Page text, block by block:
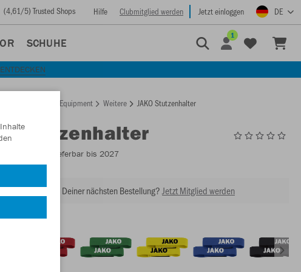
(4,61/5) Trusted Shops Hilfe Clubmitglied werden Jetzt einloggen DE
SCHUHE
1
Equipment Weitere JAKO Stutzenhalter
Stutzenhalter
- Lieferbar bis 2027
30% Rabatt bei Deiner nächsten Bestellung? Jetzt Mitglied werden